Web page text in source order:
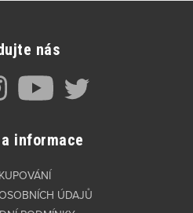
nás
informace
ÚDAJŮ